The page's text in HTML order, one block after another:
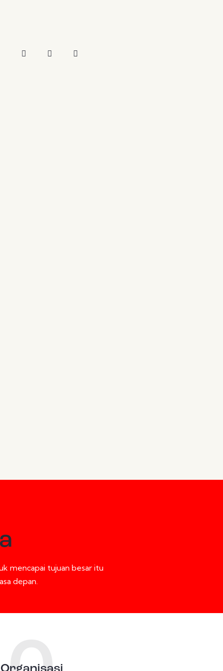
mencapai tujuan besar itu
depan.